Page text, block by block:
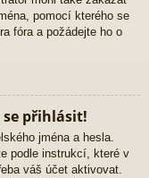
pomocí kterého se
fóra a požádejte ho o
se přihlásit!
jména a hesla.
podle instrukcí, které v
váš účet aktivovat.